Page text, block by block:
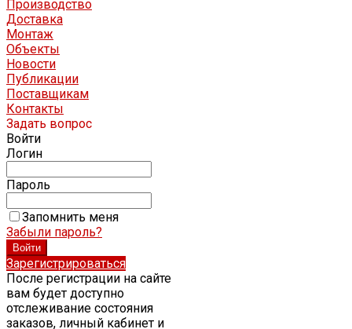
Производство
Доставка
Монтаж
Объекты
Новости
Публикации
Поставщикам
Контакты
Задать вопрос
Войти
Логин
Пароль
Запомнить меня
Забыли пароль?
Зарегистрироваться
После регистрации на сайте
вам будет доступно
отслеживание состояния
заказов, личный кабинет и